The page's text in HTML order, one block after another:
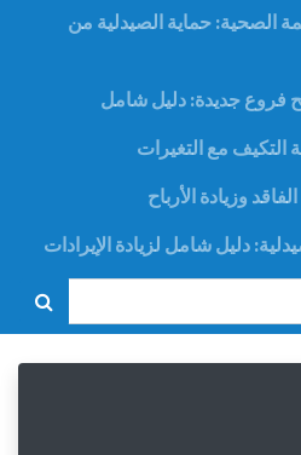
الصحية: حماية الصيدلية من
فروع جديدة: دليل شامل
التكيف مع التغيرات
وزيادة الأرباح
دليل شامل لزيادة الإيرادات